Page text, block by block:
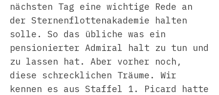
nächsten Tag eine wichtige Rede an
der Sternenflottenakademie halten
solle. So das übliche was ein
pensionierter Admiral halt zu tun und
zu lassen hat. Aber vorher noch,
diese schrecklichen Träume. Wir
kennen es aus Staffel 1. Picard hatte